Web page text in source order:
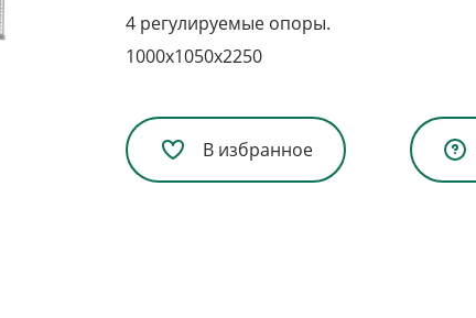
4 регулируемые опоры.
1000х1050х2250
В избранное